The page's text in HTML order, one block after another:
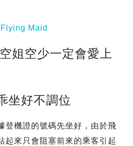
Maid
姐空少一定會愛上
坐好不調位
登機證的號碼先坐好，由於飛
起來只會阻塞前來的乘客引起